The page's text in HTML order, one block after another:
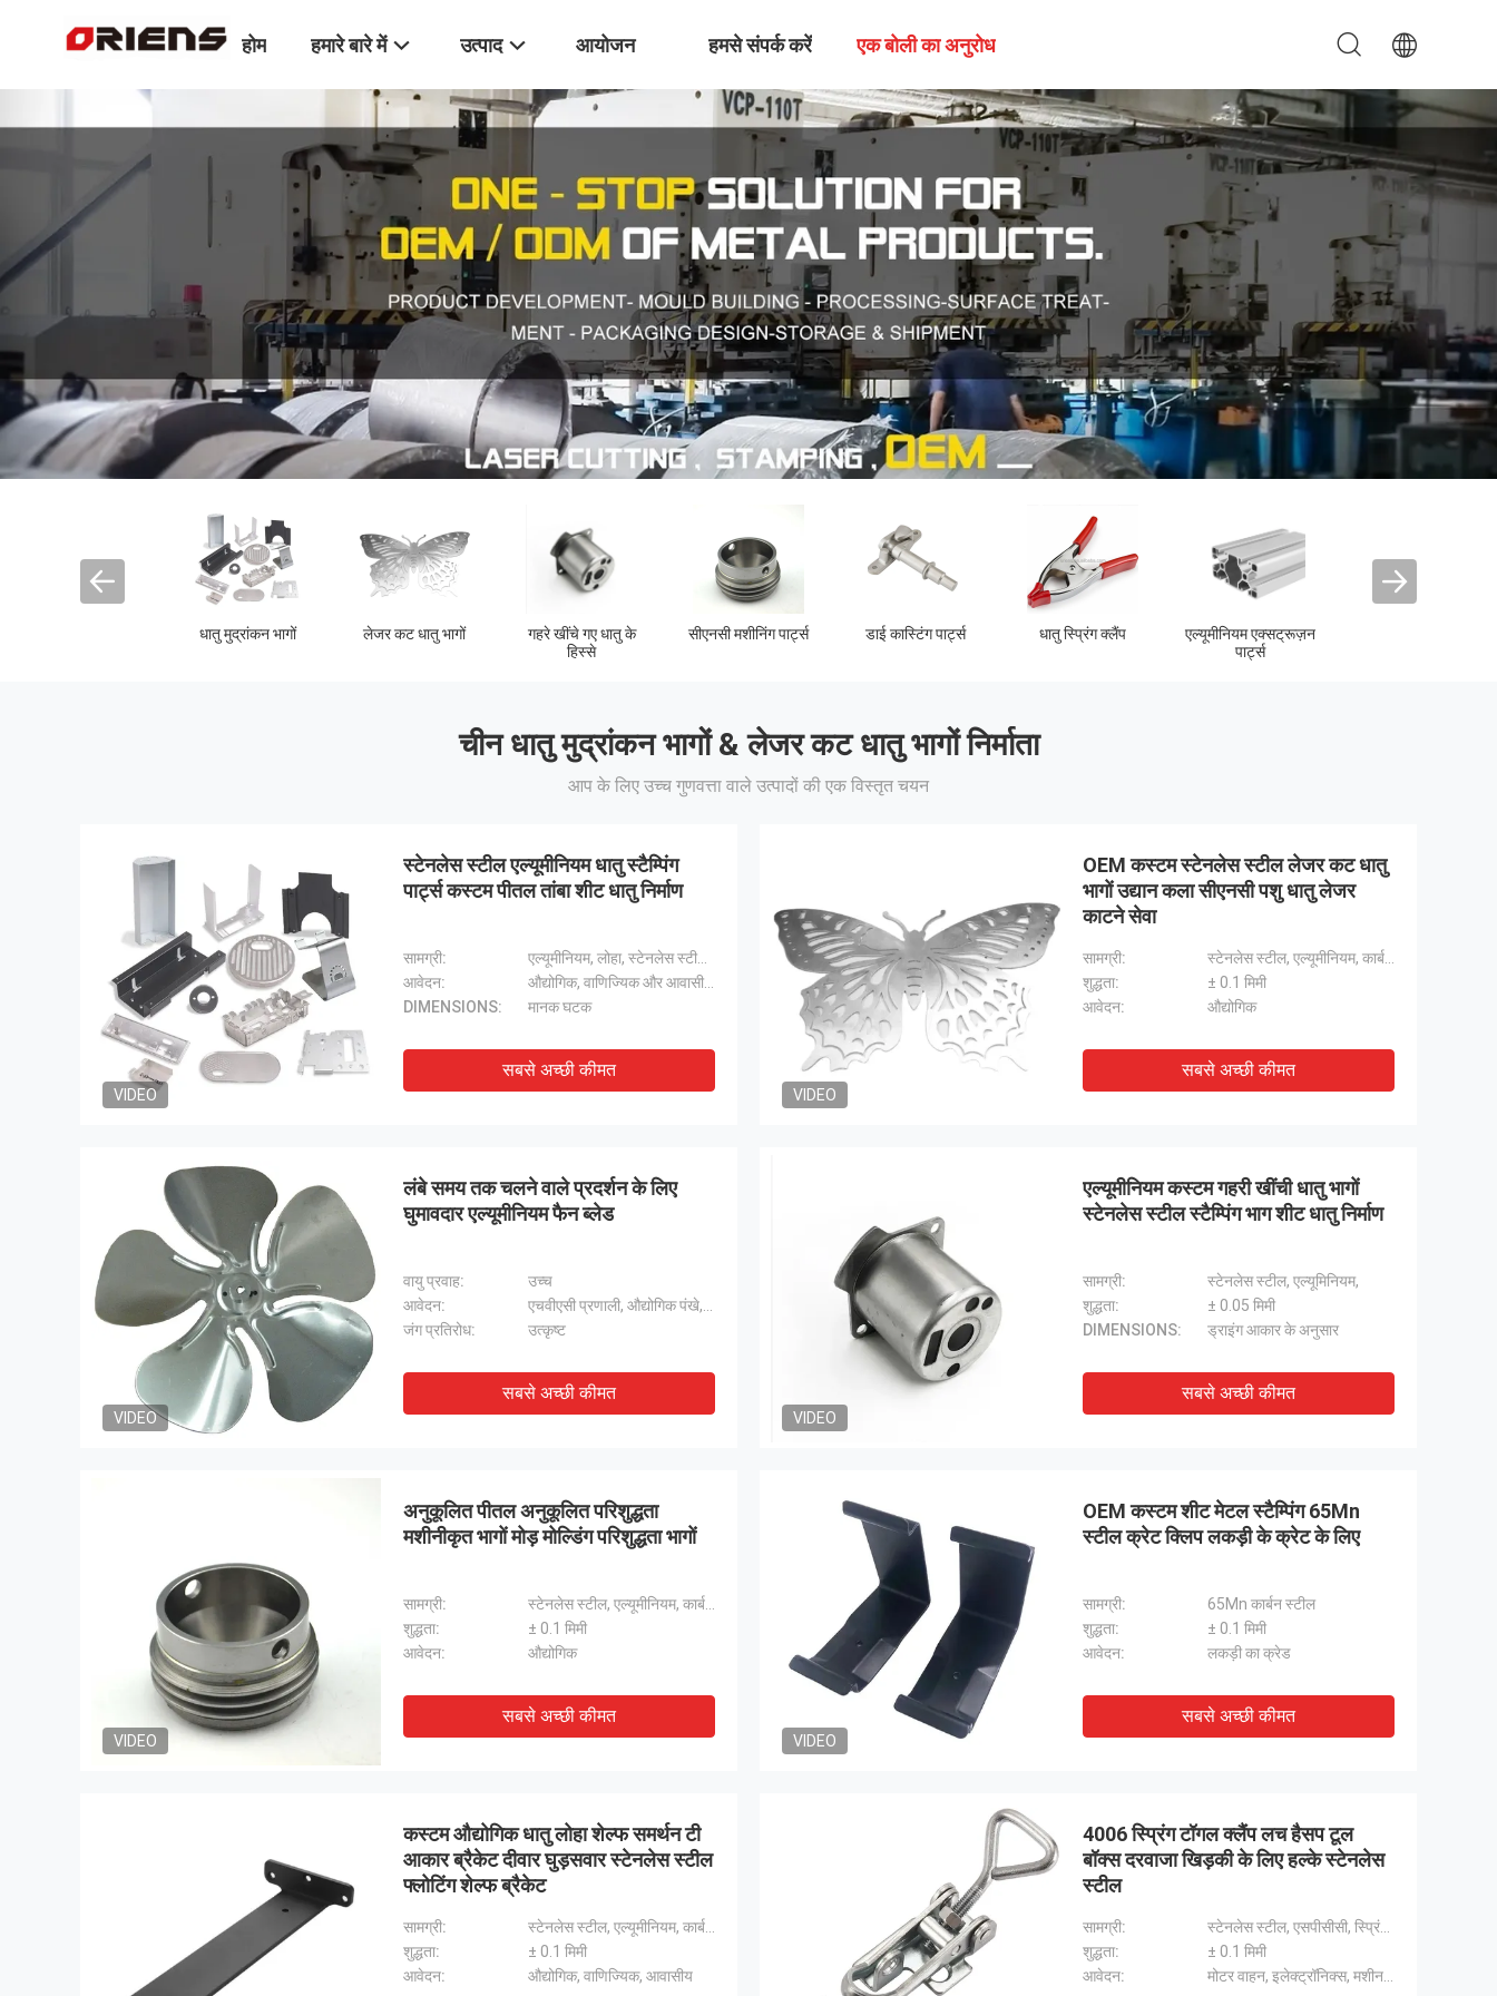
होम हमारे बारे में उत्पाद आयोजन हमसे संपर्क करें एक बोली का अनुरोध
क्रेट क्लिप धातु वर्ग पैलेट कॉलर हिंज क्लैंप लॉक टॉगल करें
लकड़ी के निर्माण के लिए
एल्यूमीनियम फैन ब्लेड एल्युमिनियम हीटसिंक
चीन धातु मुद्रांकन भागों & लेजर कट धातु भागों निर्माता
आप के लिए उच्च गुणवत्ता वाले उत्पादों की एक विस्तृत चयन
VIDEO
स्टेनलेस स्टील एल्यूमीनियम धातु स्टैम्पिंग
पार्ट्स कस्टम पीतल तांबा शीट धातु निर्माण
सामग्री:
एल्यूमीनियम, लोहा, स्टेनलेस स्टील, पीतल, तांबा
आवेदन:
औद्योगिक, वाणिज्यिक और आवासीय उपयोग
DIMENSIONS:
मानक घटक
सबसे अच्छी कीमत
VIDEO
OEM कस्टम स्टेनलेस स्टील लेजर कट धातु
भागों उद्यान कला सीएनसी पशु धातु लेजर
काटने सेवा
सामग्री:
स्टेनलेस स्टील, एल्यूमीनियम, कार्बन स्टील
शुद्धता:
± 0.1 मिमी
आवेदन:
औद्योगिक
सबसे अच्छी कीमत
VIDEO
लंबे समय तक चलने वाले प्रदर्शन के लिए
घुमावदार एल्यूमीनियम फैन ब्लेड
वायु प्रवाह:
उच्च
आवेदन:
एचवीएसी प्रणाली, औद्योगिक पंखे, शीतलन टावर
जंग प्रतिरोध:
उत्कृष्ट
सबसे अच्छी कीमत
VIDEO
एल्यूमीनियम कस्टम गहरी खींची धातु भागों
स्टेनलेस स्टील स्टैम्पिंग भाग शीट धातु निर्माण
सामग्री:
स्टेनलेस स्टील, एल्यूमिनियम,
शुद्धता:
± 0.05 मिमी
DIMENSIONS:
ड्राइंग आकार के अनुसार
सबसे अच्छी कीमत
VIDEO
अनुकूलित पीतल अनुकूलित परिशुद्धता
मशीनीकृत भागों मोड़ मोल्डिंग परिशुद्धता भागों
सामग्री:
स्टेनलेस स्टील, एल्यूमीनियम, कार्बन स्टील
शुद्धता:
± 0.1 मिमी
आवेदन:
औद्योगिक
सबसे अच्छी कीमत
VIDEO
OEM कस्टम शीट मेटल स्टैम्पिंग 65Mn
स्टील क्रेट क्लिप लकड़ी के क्रेट के लिए
सामग्री:
65Mn कार्बन स्टील
शुद्धता:
± 0.1 मिमी
आवेदन:
लकड़ी का क्रेड
सबसे अच्छी कीमत
कस्टम औद्योगिक धातु लोहा शेल्फ समर्थन टी
आकार ब्रैकेट दीवार घुड़सवार स्टेनलेस स्टील
फ्लोटिंग शेल्फ ब्रैकेट
सामग्री:
स्टेनलेस स्टील, एल्यूमीनियम, कार्बन स्टील
शुद्धता:
± 0.1 मिमी
आवेदन:
औद्योगिक, वाणिज्यिक, आवासीय
4006 स्प्रिंग टॉगल क्लैंप लच हैसप टूल
बॉक्स दरवाजा खिड़की के लिए हल्के स्टेनलेस
स्टील
सामग्री:
स्टेनलेस स्टील, एसपीसीसी, स्प्रिंग स्टील
शुद्धता:
± 0.1 मिमी
आवेदन:
मोटर वाहन, इलेक्ट्रॉनिक्स, मशीनरी आदि